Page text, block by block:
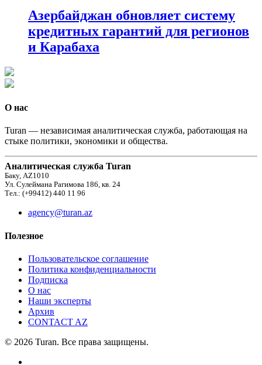
Азербайджан обновляет систему
кредитных гарантий для регионов
и Карабаха
О нас
Turan — независимая аналитическая служба, работающая на
стыке политики, экономики и общества.
Аналитическая служба Turan
Баку, AZ1010
Ул. Сулеймана Рагимова 186, кв. 24
Тел.: (+99412) 440 11 96
agency@turan.az
Полезное
Пользовательское соглашение
Политика конфиденциальности
Подписка
О нас
Наши эксперты
Архив
CONTACT AZ
© 2026 Turan. Все права защищены.